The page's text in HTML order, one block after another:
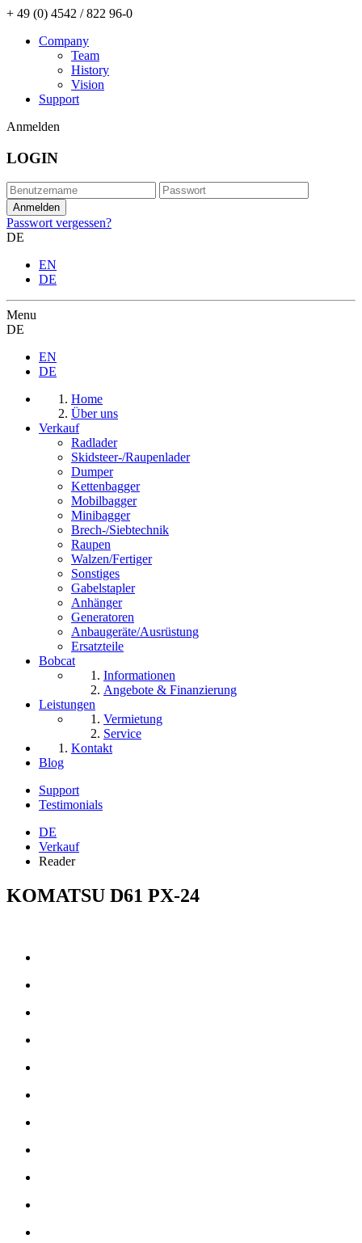
+ 49 (0) 4542 / 822 96-0
Company
Team
History
Vision
Support
Anmelden
LOGIN
Passwort vergessen?
DE
EN
DE
Menu
DE
EN
DE
Home
Über uns
Verkauf
Radlader
Skidsteer-/Raupenlader
Dumper
Kettenbagger
Mobilbagger
Minibagger
Brech-/Siebtechnik
Raupen
Walzen/Fertiger
Sonstiges
Gabelstapler
Anhänger
Generatoren
Anbaugeräte/Ausrüstung
Ersatzteile
Bobcat
Informationen
Angebote & Finanzierung
Leistungen
Vermietung
Service
Kontakt
Blog
Support
Testimonials
DE
Verkauf
Reader
KOMATSU D61 PX-24